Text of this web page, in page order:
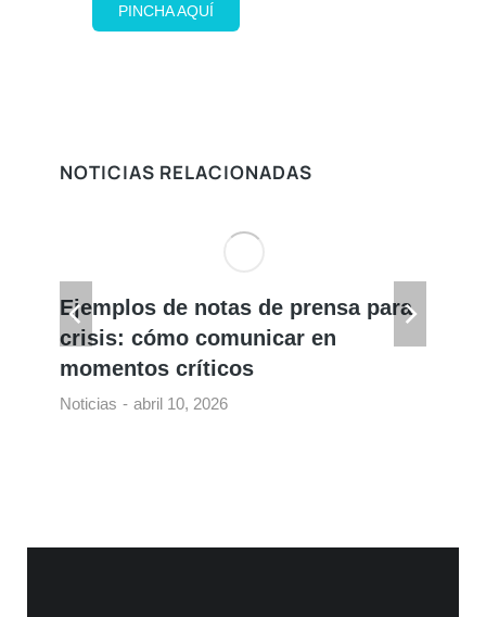
PINCHA AQUÍ
NOTICIAS RELACIONADAS
Ejemplos de notas de prensa para
crisis: cómo comunicar en
momentos críticos
Noticias abril 10, 2026